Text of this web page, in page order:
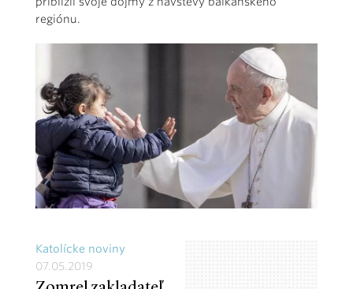
regiónu.
Katolícke noviny
07.05.2019